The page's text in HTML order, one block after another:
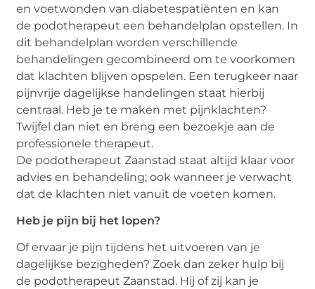
en voetwonden van diabetespatiënten en kan
de podotherapeut een behandelplan opstellen. In
dit behandelplan worden verschillende
behandelingen gecombineerd om te voorkomen
dat klachten blijven opspelen. Een terugkeer naar
pijnvrije dagelijkse handelingen staat hierbij
centraal. Heb je te maken met pijnklachten?
Twijfel dan niet en breng een bezoekje aan de
professionele therapeut.
De podotherapeut Zaanstad staat altijd klaar voor
advies en behandeling; ook wanneer je verwacht
dat de klachten niet vanuit de voeten komen.
Heb je pijn bij het lopen?
Of ervaar je pijn tijdens het uitvoeren van je
dagelijkse bezigheden? Zoek dan zeker hulp bij
de podotherapeut Zaanstad. Hij of zij kan je